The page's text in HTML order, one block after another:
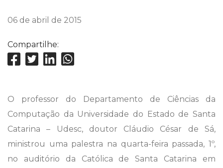
06 de abril de 2015
Compartilhe:
O professor do Departamento de Ciências da
Computação da Universidade do Estado de Santa
Catarina – Udesc, doutor Cláudio César de Sá,
ministrou uma palestra na quarta-feira passada, 1º,
no auditório da Católica de Santa Catarina em